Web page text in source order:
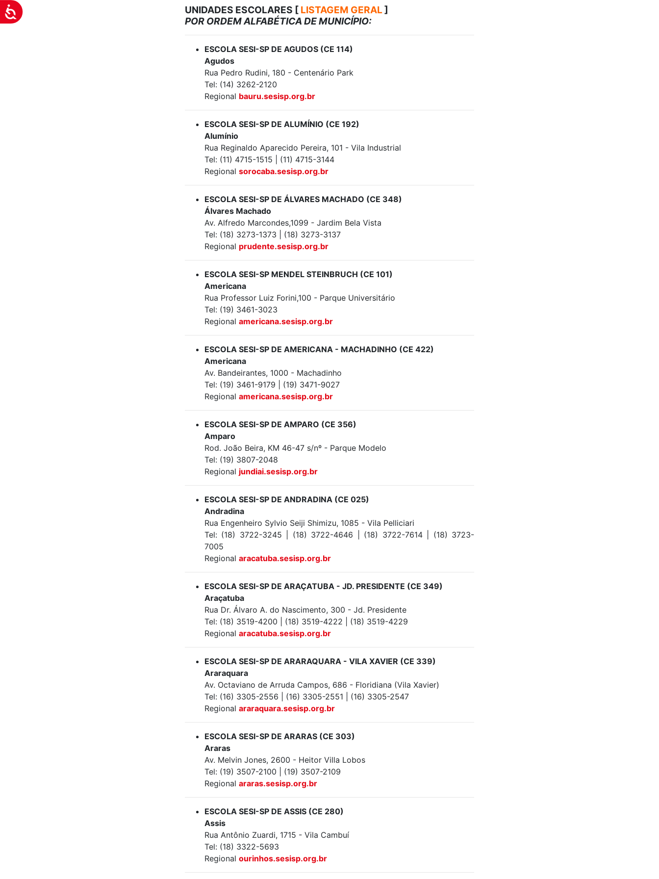
Acessibilidade UNIDADES ESCOLARES [ LISTAGEM GERAL]
POR ORDEM ALFABÉTICA DE MUNICÍPIO:
ESCOLA SESI-SP DE AGUDOS (CE 114)
Agudos
Rua Pedro Rudini, 180 - Centenário Park
Tel: (14) 3262-2120
Regional bauru.sesisp.org.br
ESCOLA SESI-SP DE ALUMÍNIO (CE 192)
Alumínio
Rua Reginaldo Aparecido Pereira, 101 - Vila Industrial
Tel: (11) 4715-1515 | (11) 4715-3144
Regional sorocaba.sesisp.org.br
ESCOLA SESI-SP DE ÁLVARES MACHADO (CE 348)
Álvares Machado
Av. Alfredo Marcondes,1099 - Jardim Bela Vista
Tel: (18) 3273-1373 | (18) 3273-3137
Regional prudente.sesisp.org.br
ESCOLA SESI-SP MENDEL STEINBRUCH (CE 101)
Americana
Rua Professor Luiz Forini,100 - Parque Universitário
Tel: (19) 3461-3023
Regional americana.sesisp.org.br
ESCOLA SESI-SP DE AMERICANA - MACHADINHO (CE 422)
Americana
Av. Bandeirantes, 1000 - Machadinho
Tel: (19) 3461-9179 | (19) 3471-9027
Regional americana.sesisp.org.br
ESCOLA SESI-SP DE AMPARO (CE 356)
Amparo
Rod. João Beira, KM 46-47 s/nº - Parque Modelo
Tel: (19) 3807-2048
Regional jundiai.sesisp.org.br
ESCOLA SESI-SP DE ANDRADINA (CE 025)
Andradina
Rua Engenheiro Sylvio Seiji Shimizu, 1085 - Vila Pelliciari
Tel: (18) 3722-3245 | (18) 3722-4646 | (18) 3722-7614 | (18) 3723-
7005
Regional aracatuba.sesisp.org.br
ESCOLA SESI-SP DE ARAÇATUBA - JD. PRESIDENTE (CE 349)
Araçatuba
Rua Dr. Álvaro A. do Nascimento, 300 - Jd. Presidente
Tel: (18) 3519-4200 | (18) 3519-4222 | (18) 3519-4229
Regional aracatuba.sesisp.org.br
ESCOLA SESI-SP DE ARARAQUARA - VILA XAVIER (CE 339)
Araraquara
Av. Octaviano de Arruda Campos, 686 - Floridiana (Vila Xavier)
Tel: (16) 3305-2556 | (16) 3305-2551 | (16) 3305-2547
Regional araraquara.sesisp.org.br
ESCOLA SESI-SP DE ARARAS (CE 303)
Araras
Av. Melvin Jones, 2600 - Heitor Villa Lobos
Tel: (19) 3507-2100 | (19) 3507-2109
Regional araras.sesisp.org.br
ESCOLA SESI-SP DE ASSIS (CE 280)
Assis
Rua Antônio Zuardi, 1715 - Vila Cambuí
Tel: (18) 3322-5693
Regional ourinhos.sesisp.org.br